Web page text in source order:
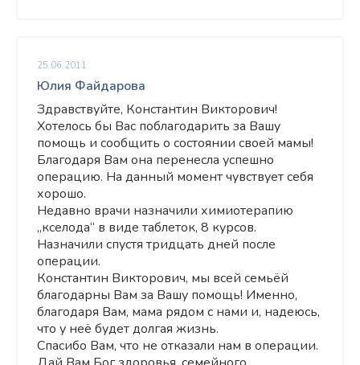
25.06.2011
Юлия Файдарова
Здравствуйте, Константин Викторович!
Хотелось бы Вас поблагодарить за Вашу
помощь и сообщить о состоянии своей мамы!
Благодаря Вам она перенесла успешно
операцию. На данный момент чувствует себя
хорошо.
Недавно врачи назначили химиотерапию
„кселода“ в виде таблеток, 8 курсов.
Назначили спустя тридцать дней после
операции.
Константин Викторович, мы всей семьёй
благодарны Вам за Вашу помощь! Именно,
благодаря Вам, мама рядом с нами и, надеюсь,
что у неё будет долгая жизнь.
Спасибо Вам, что не отказали нам в операции.